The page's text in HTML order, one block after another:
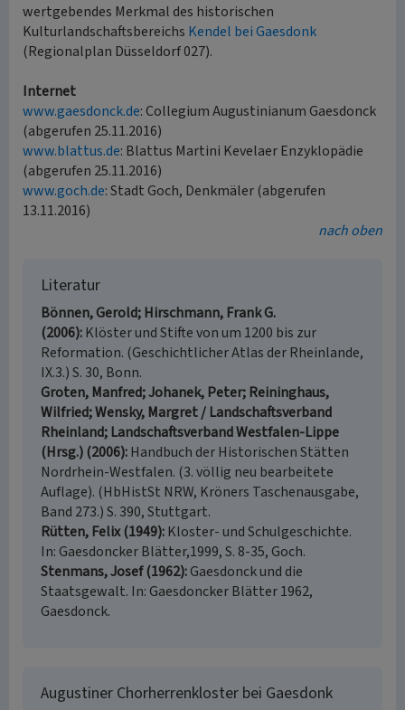
wertgebendes Merkmal des historischen
Kulturlandschaftsbereichs Kendel bei Gaesdonk
(Regionalplan Düsseldorf 027).
Internet
www.gaesdonck.de: Collegium Augustinianum Gaesdonck
(abgerufen 25.11.2016)
www.blattus.de: Blattus Martini Kevelaer Enzyklopädie
(abgerufen 25.11.2016)
www.goch.de: Stadt Goch, Denkmäler (abgerufen
13.11.2016)
nach oben
Literatur
Bönnen, Gerold; Hirschmann, Frank G.
(2006) Klöster und Stifte von um 1200 bis zur
Reformation. (Geschichtlicher Atlas der Rheinlande,
IX.3.) S. 30, Bonn.
Groten, Manfred; Johanek, Peter; Reininghaus,
Wilfried; Wensky, Margret / Landschaftsverband
Rheinland; Landschaftsverband Westfalen-Lippe
(Hrsg.) (2006) Handbuch der Historischen Stätten
Nordrhein-Westfalen. (3. völlig neu bearbeitete
Auflage). (HbHistSt NRW, Kröners Taschenausgabe,
Band 273.) S. 390, Stuttgart.
Rütten, Felix (1949) Kloster- und Schulgeschichte.
In: Gaesdoncker Blätter,1999, S. 8-35, Goch.
Stenmans, Josef (1962) Gaesdonck und die
Staatsgewalt. In: Gaesdoncker Blätter 1962,
Gaesdonck.
Augustiner Chorherrenkloster bei Gaesdonk